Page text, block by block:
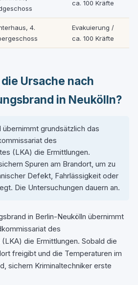
ca. 100 Kräfte
4.
Evakuierung /
ca. 100 Kräfte
Ursache nach
in Neukölln?
übernimmt grundsätzlich das
des
(LKA) die Ermittlungen.
Spuren am Brandort, um zu
Defekt, Fahrlässigkeit oder
Die Untersuchungen dauern an.
in Berlin-Neukölln übernimmt
des
die Ermittlungen. Sobald die
freigibt und die Temperaturen im
sichern Kriminaltechniker erste